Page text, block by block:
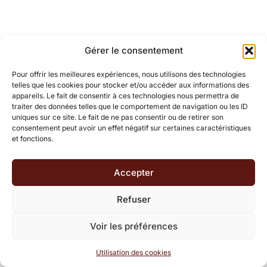
Gérer le consentement
Pour offrir les meilleures expériences, nous utilisons des technologies
telles que les cookies pour stocker et/ou accéder aux informations des
appareils. Le fait de consentir à ces technologies nous permettra de
traiter des données telles que le comportement de navigation ou les ID
uniques sur ce site. Le fait de ne pas consentir ou de retirer son
consentement peut avoir un effet négatif sur certaines caractéristiques
et fonctions.
Accepter
Refuser
Voir les préférences
Utilisation des cookies